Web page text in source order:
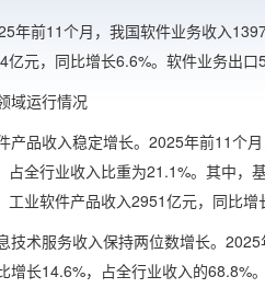
年前11个月，我国软件业务收入
亿元，同比增长6.6%。软件业务出口
域运行情况
产品收入稳定增长。2025年前11个
占全行业收入比重为21.1%。其中，
工业软件产品收入2951亿元，同比增
技术服务收入保持两位数增长。
增长14.6%，占全行业收入的68.8%